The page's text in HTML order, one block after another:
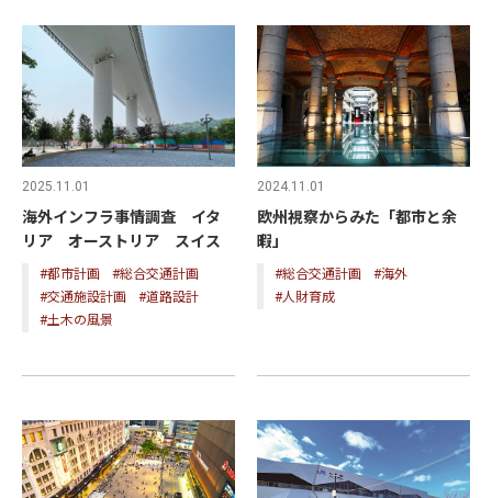
2025.11.01
海外インフラ事情調査 イタ
リア オーストリア スイス
#都市計画
#総合交通計画
#交通施設計画
#道路設計
#土木の風景
2024.11.01
欧州視察からみた「都市と余
暇」
#総合交通計画
#海外
#人財育成